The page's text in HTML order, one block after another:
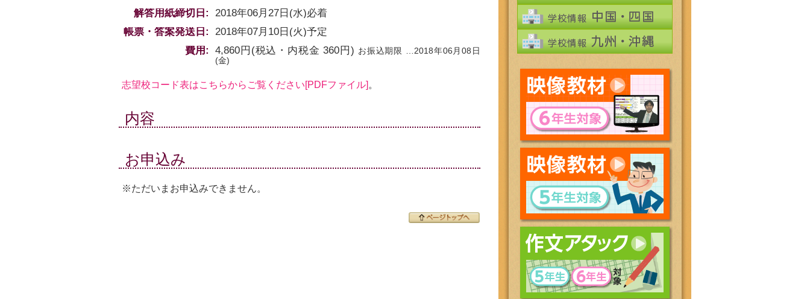
解答用紙締切日:
2018年06月27日(水)必着
帳票・答案発送日:
2018年07月10日(火)予定
費用:
4,860 円(税込・内税金360 円) お振込期限 …2018年06月08日
(金)
志望校コード表はこちらからご覧ください[PDFファイル] 。
内容
お申込み
※ただいまお申込みできません。